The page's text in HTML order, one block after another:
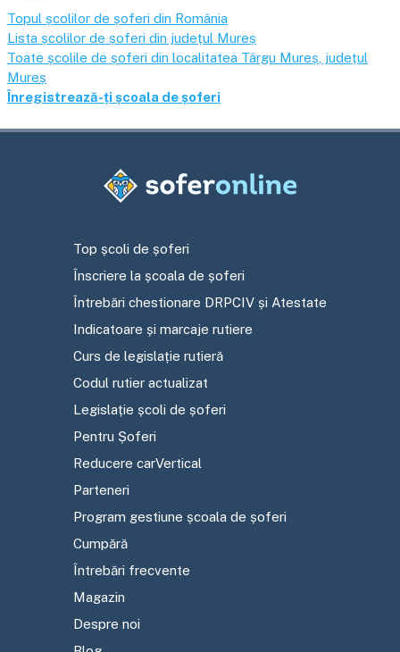
Topul școlilor de șoferi din România
Lista școlilor de șoferi din județul Mureș
Toate școlile de șoferi din localitatea Târgu Mureș , județul
Mureș
Înregistrează-ți școala de șoferi
Top școli de șoferi
Înscriere la școala de șoferi
Întrebări chestionare DRPCIV și Atestate
Indicatoare și marcaje rutiere
Curs de legislație rutieră
Codul rutier actualizat
Legislație școli de șoferi
Pentru Șoferi
Reducere carVertical
Parteneri
Program gestiune școala de șoferi
Cumpără
Întrebări frecvente
Magazin
Despre noi